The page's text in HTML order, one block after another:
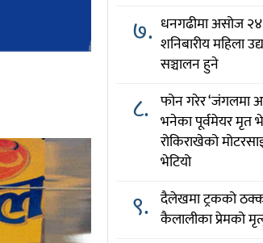
७. धनगढीमा असोज
शनिबारीय महिला
सञ्चालन हुने
८. फोन गरेर ‘जंगलमा
भनेका पूर्वमेयर मृत
रोकिराखेको
भेटियो
९. दैलेखमा ट्रकको
कैलालीका प्रेमको